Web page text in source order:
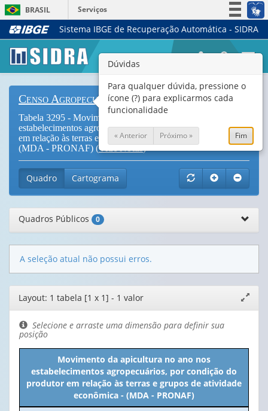
BRASIL
Serviços
Simplifique!
Legislação
Canais
Sistema IBGE de Recuperação Automática - SIDRA
Censo Agropecuário
Tabela 3295 - Movimento da apicultura no ano nos
estabelecimentos agropecuários, por condição do produtor
em relação às terras e grupos de atividade econômica -
(MDA - PRONAF) (Vide Notas)
Quadro Cartograma
Quadros Públicos 0
A seleção atual não possui erros.
Editor
de
layout
janela
Layout: 1 tabela [1 x 1] - 1 valor
Selecione e arraste uma dimensão para definir sua
posição
Movimento da apicultura no ano nos
estabelecimentos agropecuários, por condição do
produtor em relação às terras e grupos de atividade
econômica - (MDA - PRONAF)
Dúvidas
Para qualquer dúvida, pressione o
ícone (?) para explicarmos cada
funcionalidade
« Anterior Próximo » Fim